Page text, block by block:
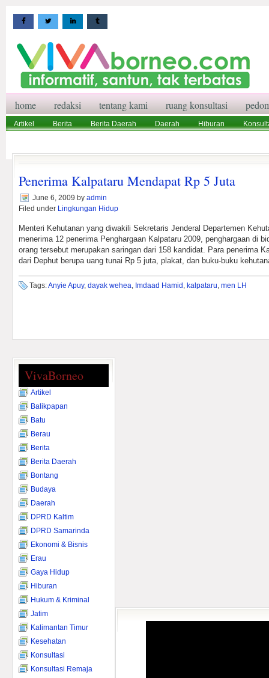
home redaksi tentang kami ruang konsultasi
Artikel Berita Berita Daerah Daerah Hiburan
Penerima Kalpataru Mendapat Rp 5 Juta
June 6, 2009 by admin
Filed under Lingkungan Hidup
Menteri Kehutanan yang diwakili Sekretaris Jenderal Departemen
menerima 12 penerima Penghargaan Kalpataru 2009, penghargaan di
orang tersebut merupakan saringan dari 158 kandidat. Para penerima
dari Dephut berupa uang tunai Rp 5 juta, plakat, dan buku-buku
Tags:Anyie Apuy, dayak wehea, Imdaad Hamid , kalpataru, men LH
VivaBorneo
Artikel
Balikpapan
Batu
Berau
Berita
Berita Daerah
Bontang
Budaya
Daerah
DPRD Kaltim
DPRD Samarinda
Ekonomi & Bisnis
Erau
Gaya Hidup
Hiburan
Hukum & Kriminal
Jatim
Kalimantan Timur
Kesehatan
Konsultasi
Konsultasi Remaja